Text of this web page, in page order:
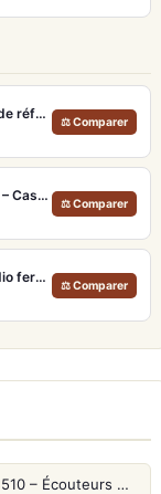
Audeze LCD-XC – Casque planar fermé de référence pour studio et audiophile
⚖ Comparer
Beyerdynamic DT 770 Pro 80 Ohms Noir – Casque studio fermé pour monitoring précis
⚖ Comparer
Beyerdynamic DT770PRO – Casque studio fermé pour un monitoring précis et isolé
⚖ Comparer
Sony WF-C510 – Écouteurs True Wireless compacts, autonomie 22h et multipoint